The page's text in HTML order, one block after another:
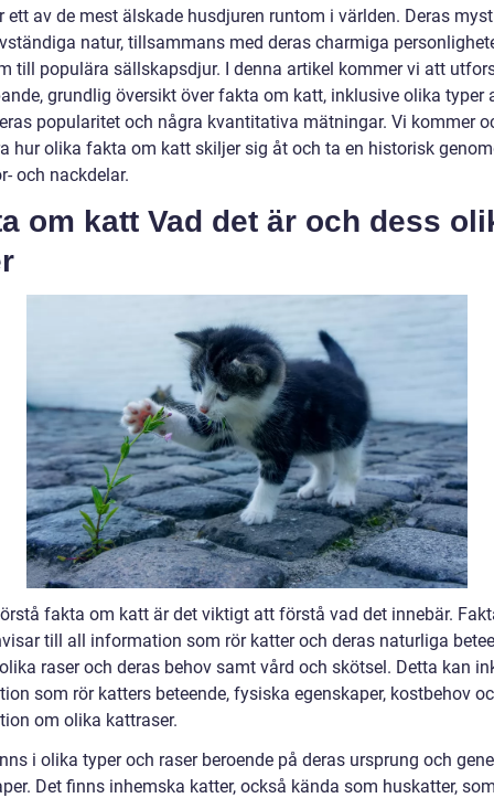
ett av de mest älskade husdjuren runtom i världen. Deras
natur, tillsammans med deras charmiga
till populära sällskapsdjur. I denna artikel kommer vi att
grundlig översikt över fakta om katt, inklusive olika typer
popularitet och några kvantitativa mätningar. Vi kommer
hur olika fakta om katt skiljer sig åt och ta en historisk
och nackdelar.
om katt Vad det är och dess
fakta om katt är det viktigt att förstå vad det innebär.
till all information som rör katter och deras naturliga
raser och deras behov samt vård och skötsel. Detta kan
som rör katters beteende, fysiska egenskaper, kostbehov
om olika kattraser.
i olika typer och raser beroende på deras ursprung och
Det finns inhemska katter, också kända som huskatter,